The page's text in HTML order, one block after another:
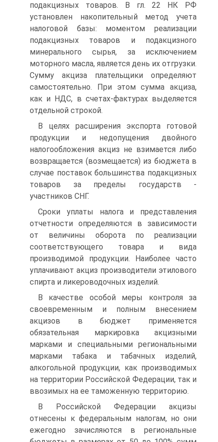
подакцизных товаров. В гл. 22 НК РФ
установлен накопительный метод учета
налоговой базы: моментом реализации
подакцизных товаров и подакцизного
минерального сырья, за исключением
моторного масла, является день их отгрузки.
Сумму акциза плательщики определяют
самостоятельно. При этом сумма акциза,
как и НДС, в счетах-фактурах выделяется
отдельной строкой.
В целях расширения экспорта готовой
продукции и недопущения двойного
налогообложения акциз не взимается либо
возвращается (возмещается) из бюджета в
случае поставок большинства подакцизных
товаров за пределы государств -
участников СНГ.
Сроки уплаты налога и представления
отчетности определяются в зависимости
от величины оборота по реализации
соответствующего товара и вида
производимой продукции. Наиболее часто
уплачивают акциз производители этилового
спирта и ликероводочных изделий.
В качестве особой меры контроля за
своевременным и полным внесением
акцизов в бюджет применяется
обязательная маркировка акцизными
марками и специальными региональными
марками табака и табачных изделий,
алкогольной продукции, как производимых
на территории Российской Федерации, так и
ввозимых на ее таможенную территорию.
В Российской Федерации акцизы
отнесены к федеральным налогам, но они
ежегодно зачисляются в региональные